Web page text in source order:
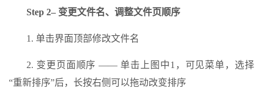
Step 2– 变更文件名、调整文件页顺序
1. 单击界面顶部修改文件名
2. 变更页面顺序 —— 单击上图中1，可见菜单，选择
“重新排序”后，长按右侧可以拖动改变排序